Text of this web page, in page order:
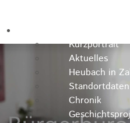
Kurzportrait
Aktuelles
Heubach in
Standortdaten
Chronik